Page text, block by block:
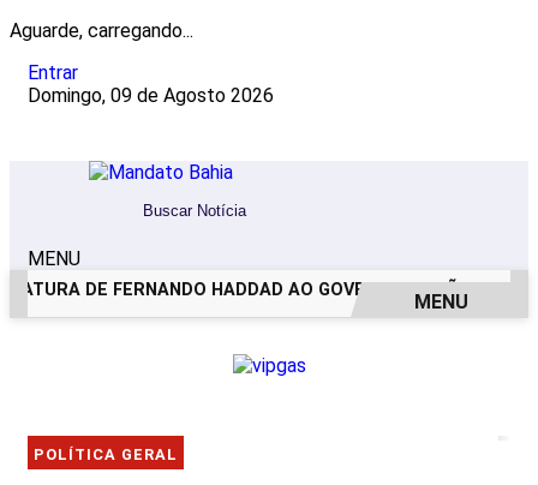
Aguarde, carregando...
Entrar
Domingo, 09 de Agosto 2026
MENU
DE FERNANDO HADDAD AO GOVERNO DE SÃO PAULO
MENU
POLÍTICA GERAL